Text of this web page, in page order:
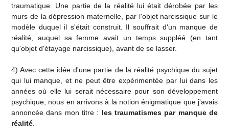
traumatique. Une partie de la réalité lui était dérobée par les
murs de la dépression maternelle, par l'objet narcissique sur le
modèle duquel il s'était construit. Il souffrait d'un manque de
réalité, auquel sa femme avait un temps suppléé (en tant
qu'objet d'étayage narcissique), avant de se lasser.
4) Avec cette idée d'une partie de la réalité psychique du sujet
qui lui manque, et ne peut être expérimentée par lui dans les
années où elle lui serait nécessaire pour son développement
psychique, nous en arrivons à la notion énigmatique que j'avais
annoncée dans mon titre : les traumatismes par manque de
réalité.